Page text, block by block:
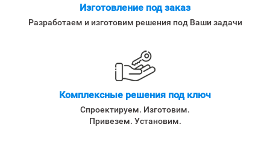
Изготовление под заказ
Разработаем и изготовим решения под Ваши задачи
Комплексные решения под ключ
Спроектируем. Изготовим.
Привезем. Установим.